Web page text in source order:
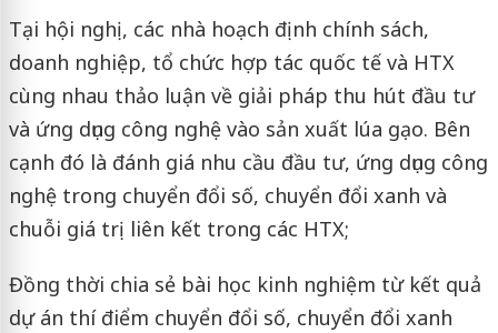
Tại hội nghị, các nhà hoạch định chính sách,
doanh nghiệp, tổ chức hợp tác quốc tế và HTX
cùng nhau thảo luận về giải pháp thu hút đầu tư
và ứng dụng công nghệ vào sản xuất lúa gạo. Bên
cạnh đó là đánh giá nhu cầu đầu tư, ứng dụng công
nghệ trong chuyển đổi số, chuyển đổi xanh và
chuỗi giá trị liên kết trong các HTX;
Đồng thời chia sẻ bài học kinh nghiệm từ kết quả
dự án thí điểm chuyển đổi số, chuyển đổi xanh